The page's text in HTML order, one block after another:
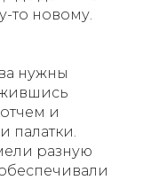
то новому.
нужны
и
палатки.
разную